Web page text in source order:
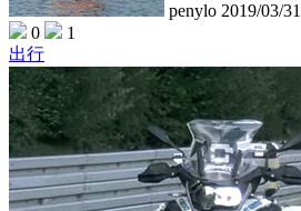
penylo 2019/03/31
0
1
出行